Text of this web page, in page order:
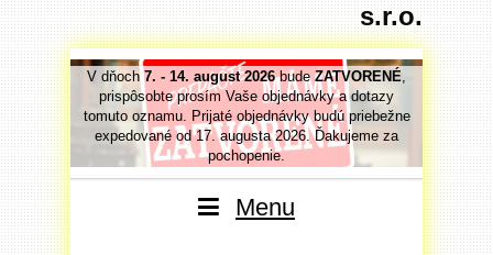
s.r.o.
,
za
V dňoch 7. - 14. august 2026bude ZATVORENÉ,
prispôsobte prosím Vaše objednávky a dotazy
tomuto oznamu. Prijaté objednávky budú priebežne
expedované od 17. augusta 2026. Ďakujeme za
pochopenie.
V
tomuto
Menu